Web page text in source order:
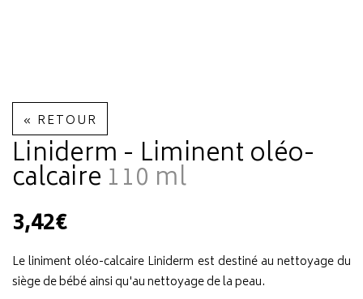
« RETOUR
Liniderm - Liminent oléo-
calcaire 110 ml
3,42€
Le liniment oléo-calcaire Liniderm est destiné au nettoyage du
siège de bébé ainsi qu'au nettoyage de la peau.